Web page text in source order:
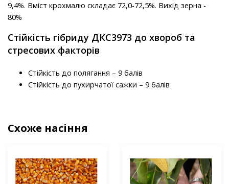
9,4%. Вміст крохмалю складає 72,0-72,5%. Вихід зерна -
80%
Стійкість гібриду ДКС3973 до хвороб та
стресових факторів
Стійкість до полягання – 9 балів
Стійкість до пухирчатої сажки – 9 балів
Схоже насіння